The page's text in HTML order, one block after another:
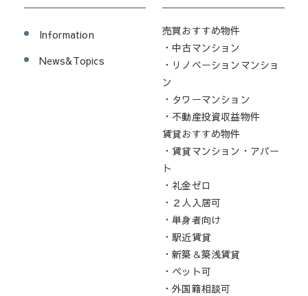
Information
News&Topics
売買おすすめ物件
・中古マンション
・リノベーションマンショ
ン
・タワーマンション
・不動産投資収益物件
賃貸おすすめ物件
・賃貸マンション・アパー
ト
・礼金ゼロ
・２人入居可
・単身者向け
・駅近賃貸
・新築＆築浅賃貸
・ペット可
・外国籍相談可